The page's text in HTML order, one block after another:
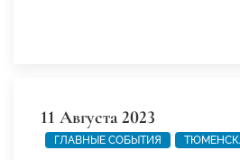
11 Августа 2023
ГЛАВНЫЕ СОБЫТИЯ